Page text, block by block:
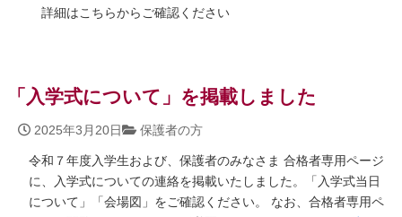
詳細はこちらからご確認ください
「入学式について」を掲載しました
2025年3月20日 保護者の方
令和７年度入学生および、保護者のみなさま 合格者専用ページ
に、入学式についての連絡を掲載いたしました。「入学式当日
について」「会場図」をご確認ください。 なお、合格者専用ペ